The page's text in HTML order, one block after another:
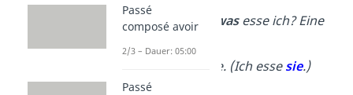
→ Wen oder wasesse ich? Eine
mange. (Ich essesie.)
Passé
composé avoir
2/3 – Dauer: 05:00
Passé